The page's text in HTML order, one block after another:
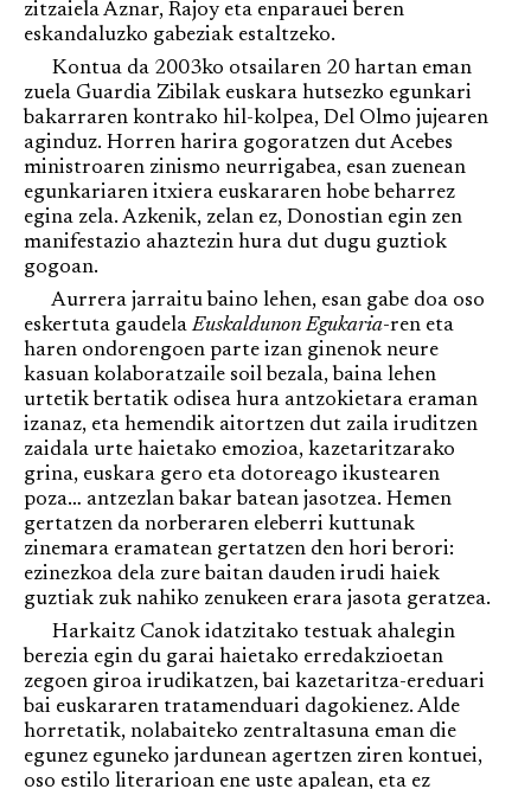
zitzaiela Aznar, Rajoy eta enparauei beren
eskandaluzko gabeziak estaltzeko.
Kontua da 2003ko otsailaren 20 hartan eman
zuela Guardia Zibilak euskara hutsezko egunkari
bakarraren kontrako hil-kolpea, Del Olmo jujearen
aginduz. Horren harira gogoratzen dut Acebes
ministroaren zinismo neurrigabea, esan zuenean
egunkariaren itxiera euskararen hobe beharrez
egina zela. Azkenik, zelan ez, Donostian egin zen
manifestazio ahaztezin hura dut dugu guztiok
gogoan.
Aurrera jarraitu baino lehen, esan gabe doa oso
eskertuta gaudelaEuskaldunon Egukaria-ren eta
haren ondorengoen parte izan ginenok neure
kasuan kolaboratzaile soil bezala, baina lehen
urtetik bertatik odisea hura antzokietara eraman
izanaz, eta hemendik aitortzen dut zaila iruditzen
zaidala urte haietako emozioa, kazetaritzarako
grina, euskara gero eta dotoreago ikustearen
poza… antzezlan bakar batean jasotzea. Hemen
gertatzen da norberaren eleberri kuttunak
zinemara eramatean gertatzen den hori berori:
ezinezkoa dela zure baitan dauden irudi haiek
guztiak zuk nahiko zenukeen erara jasota geratzea.
Harkaitz Canok idatzitako testuak ahalegin
berezia egin du garai haietako erredakzioetan
zegoen giroa irudikatzen, bai kazetaritza-ereduari
bai euskararen tratamenduari dagokienez. Alde
horretatik, nolabaiteko zentraltasuna eman die
egunez eguneko jardunean agertzen ziren kontuei,
oso estilo literarioan ene uste apalean, eta ez